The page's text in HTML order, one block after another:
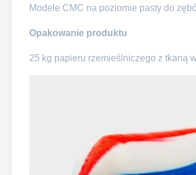
Modele CMC na poziomie pasty do
Opakowanie produktu
25 kg papieru rzemieślniczego z tkaną